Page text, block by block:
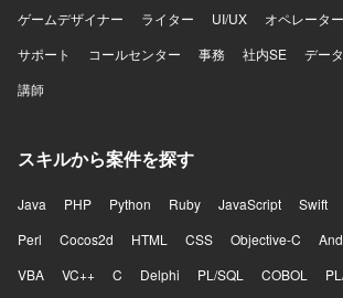
ゲームデザイナー
ライター UI/UX オペレーター
サポート
コールセンター 事務 社内SE
デー
講師
スキルから案件を探す
Java PHP Python Ruby JavaScript Swift
Perl
Cocos2d HTML CSS Objective-C
VBA
VC++ C Delphi PL/SQL COBOL